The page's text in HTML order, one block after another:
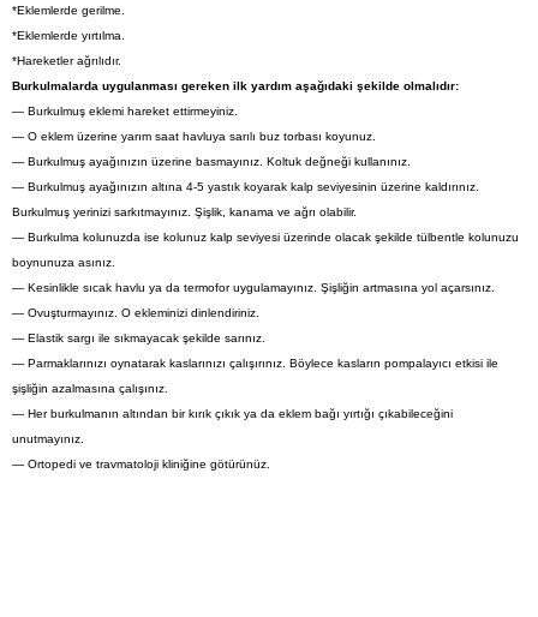
*Eklemlerde gerilme.
*Eklemlerde yırtılma.
*Hareketler ağrılıdır.
Burkulmalarda uygulanması gereken ilk yardım aşağıdaki şekilde olmalıdır:
— Burkulmuş eklemi hareket ettirmeyiniz.
— O eklem üzerine yarım saat havluya sarılı buz torbası koyunuz.
— Burkulmuş ayağınızın üzerine basmayınız. Koltuk değneği kullanınız.
— Burkulmuş ayağınızın altına 4-5 yastık koyarak kalp seviyesinin üzerine kaldırınız.
Burkulmuş yerinizi sarkıtmayınız. Şişlik, kanama ve ağrı olabilir.
— Burkulma kolunuzda ise kolunuz kalp seviyesi üzerinde olacak şekilde tülbentle kolunuzu
boynunuza asınız.
— Kesinlikle sıcak havlu ya da termofor uygulamayınız. Şişliğin artmasına yol açarsınız.
— Ovuşturmayınız. O ekleminizi dinlendiriniz.
— Elastik sargı ile sıkmayacak şekilde sarınız.
— Parmaklarınızı oynatarak kaslarınızı çalışırınız. Böylece kasların pompalayıcı etkisi ile
şişliğin azalmasına çalışınız.
— Her burkulmanın altından bir kırık çıkık ya da eklem bağı yırtığı çıkabileceğini
unutmayınız.
— Ortopedi ve travmatoloji kliniğine götürünüz.